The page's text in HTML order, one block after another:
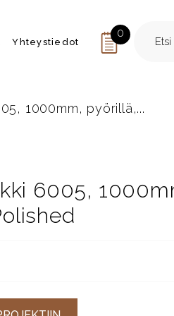
Yhteystiedot
0
1000mm, pyörillä,...
6005,